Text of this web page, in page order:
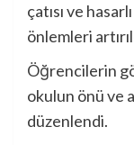
çatısı ve
önlemleri
Öğrencilerin
okulun önü ve
düzenlendi.